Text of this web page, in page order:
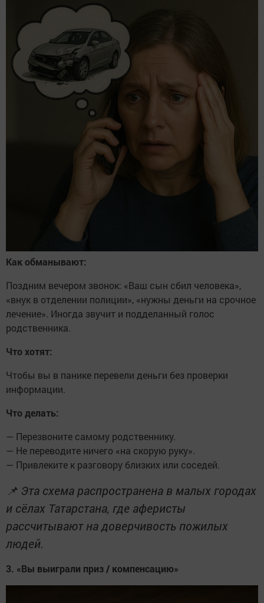
Как обманывают:
Поздним вечером звонок: «Ваш сын сбил человека»,
«внук в отделении полиции», «нужны деньги на срочное
лечение». Иногда звучит и подделанный голос
родственника.
Что хотят:
Чтобы вы в панике перевели деньги без проверки
информации.
Что делать:
— Перезвоните самому родственнику.
— Не переводите ничего «на скорую руку».
— Привлеките к разговору близких или соседей.
📌 Эта схема распространена в малых городах
и сёлах Татарстана, где аферисты
рассчитывают на доверчивость пожилых
людей.
3. «Вы выиграли приз / компенсацию»